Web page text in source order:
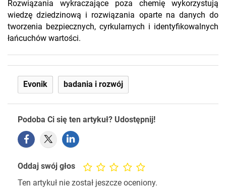
Rozwiązania wykraczające poza chemię wykorzystują
wiedzę dziedzinową i rozwiązania oparte na danych do
tworzenia bezpiecznych, cyrkularnych i identyfikowalnych
łańcuchów wartości.
Evonik badania i rozwój
Podoba Ci się ten artykuł? Udostępnij!
Oddaj swój głos
Ten artykuł nie został jeszcze oceniony.